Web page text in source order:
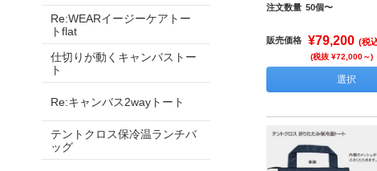
注文数量 50個〜
販売価格 ¥79,200 (税
(税抜 ¥72,000～)
選択
Re:WEARイージーケアトー
トflat
仕切りが動くキャンバストー
ト
Re:キャンバス2wayトート
テントクロス保冷温ランチバ
ッグ